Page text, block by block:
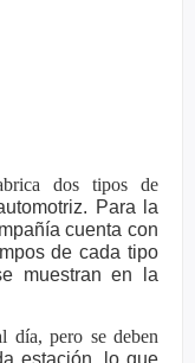
dos tipos de
Para la
cuenta con
de cada tipo
muestran en la
día, pero se deben